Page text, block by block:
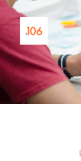
Aller
au
contenu